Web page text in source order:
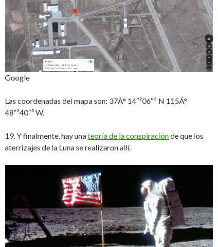
Google
Las coordenadas del mapa son: 37Â° 14″²06″³ N 115Â°
48″²40″³ W.
19. Y finalmente, hay unateoría de la conspiraciónde que los
aterrizajes de la Luna se realizaron allí.